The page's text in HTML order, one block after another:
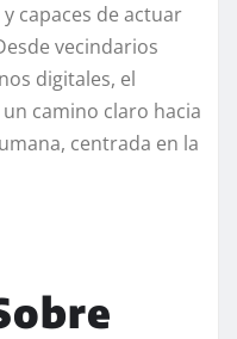
capaces de actuar
vecindarios
digitales, el
camino claro hacia
centrada en la